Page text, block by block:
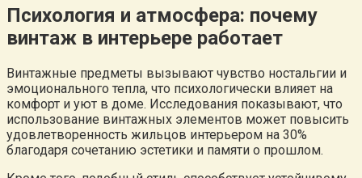
Психология и атмосфера: почему
винтаж в интерьере работает
Винтажные предметы вызывают чувство ностальгии и
эмоционального тепла, что психологически влияет на
комфорт и уют в доме. Исследования показывают, что
использование винтажных элементов может повысить
удовлетворенность жильцов интерьером на 30%
благодаря сочетанию эстетики и памяти о прошлом.